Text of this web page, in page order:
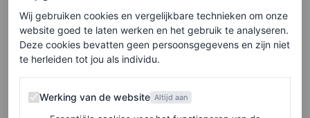
Verder keert een groot deel van de cast terug in het
tweede seizoen.Delfina Chaves
vervullen, en Martijn Lakemeier speelt wederom
Willem-Alexander. Ook zullen Elsie de Brauw en
Wij gebruiken cookies en vergelijkbare technieken om onze
website goed te laten werken en het gebruik te analyseren.
Deze cookies bevatten geen persoonsgegevens en zijn niet
te herleiden tot jou als individu.
Werking van de website
Werking van de website Altijd aan